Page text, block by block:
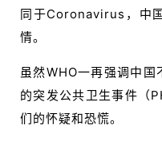
同于Coronavirus，中
情。
虽然WHO一再强调中
的突发公共卫生事件（
们的怀疑和恐慌。